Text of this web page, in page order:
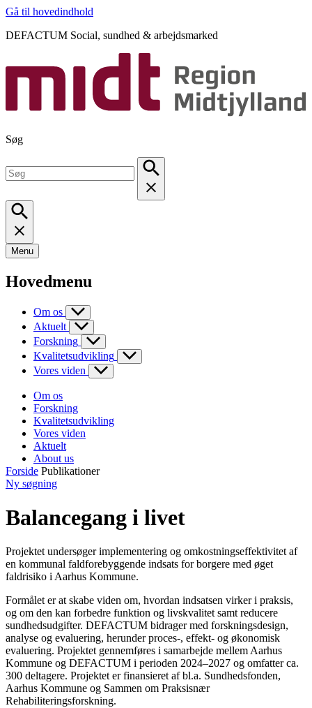
Gå til hovedindhold
DEFACTUM Social, sundhed & arbejdsmarked
Søg
Menu
Hovedmenu
Om os
Aktuelt
Forskning
Kvalitetsudvikling
Vores viden
Om os
Forskning
Kvalitetsudvikling
Vores viden
Aktuelt
About us
Forside Publikationer
Ny søgning
Balancegang i livet
Projektet undersøger implementering og omkostningseffektivitet af
en kommunal faldforebyggende indsats for borgere med øget
faldrisiko i Aarhus Kommune.
Formålet er at skabe viden om, hvordan indsatsen virker i praksis,
og om den kan forbedre funktion og livskvalitet samt reducere
sundhedsudgifter. DEFACTUM bidrager med forskningsdesign,
analyse og evaluering, herunder proces-, effekt- og økonomisk
evaluering. Projektet gennemføres i samarbejde mellem Aarhus
Kommune og DEFACTUM i perioden 2024–2027 og omfatter ca.
300 deltagere. Projektet er finansieret af bl.a. Sundhedsfonden,
Aarhus Kommune og Sammen om Praksisnær
Rehabiliteringsforskning.